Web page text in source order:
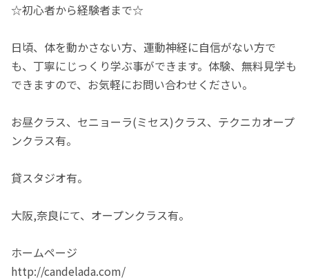
☆初心者から経験者まで☆
日頃、体を動かさない方、運動神経に自信がない方で
も、丁寧にじっくり学ぶ事ができます。体験、無料見学も
できますので、お気軽にお問い合わせください。
お昼クラス、セニョーラ(ミセス)クラス、テクニカオープ
ンクラス有。
貸スタジオ有。
大阪,奈良にて、オープンクラス有。
ホームページ
http://candelada.com/